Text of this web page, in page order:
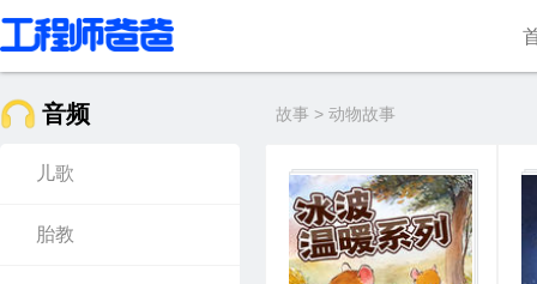
音频 故事 > 动物故事
儿歌
胎教